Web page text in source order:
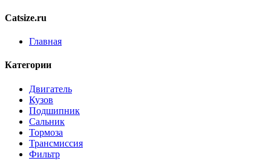
Catsize.ru
Главная
Категории
Двигатель
Кузов
Подшипник
Сальник
Тормоза
Трансмиссия
Фильтр